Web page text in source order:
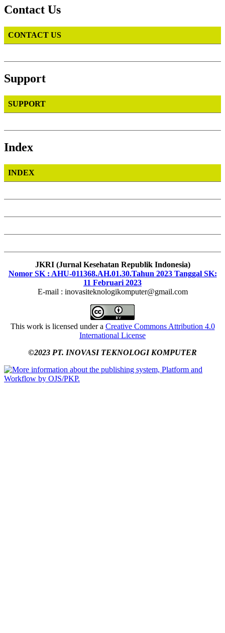
Contact Us
CONTACT US
Support
SUPPORT
Index
INDEX
JKRI (Jurnal Kesehatan Republik Indonesia)
Nomor SK : AHU-011368.AH.01.30.Tahun 2023 Tanggal SK:
11 Februari 2023
E-mail : inovasiteknologikomputer@gmail.com
This work is licensed under a Creative Commons Attribution 4.0
International License
©2023 PT. INOVASI TEKNOLOGI KOMPUTER